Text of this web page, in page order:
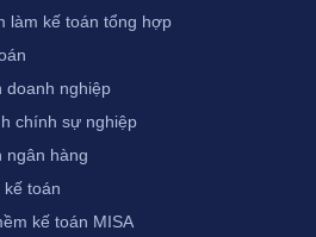
làm kế toán tổng hợp
doanh nghiệp
chính sự nghiệp
ngân hàng
toán
kế toán MISA